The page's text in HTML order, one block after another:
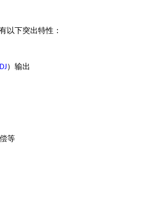
以下突出特性：
）输出
等